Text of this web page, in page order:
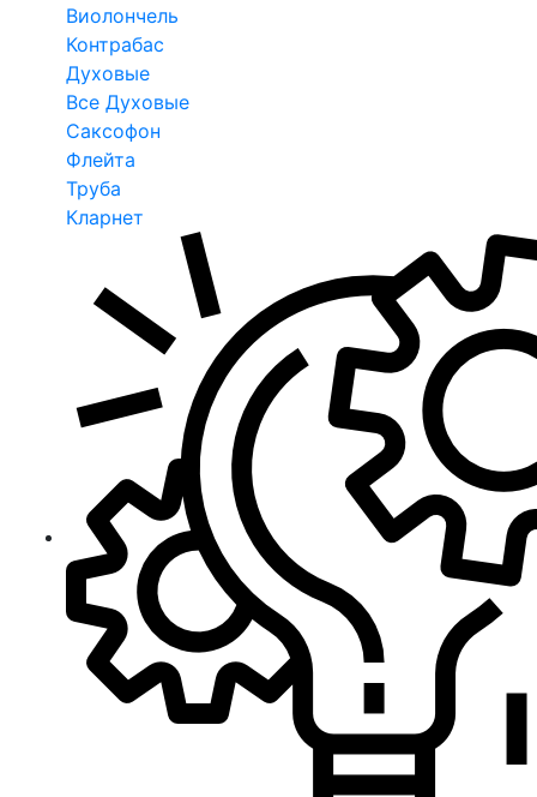
Виолончель
Контрабас
Духовые
Все Духовые
Саксофон
Флейта
Труба
Кларнет